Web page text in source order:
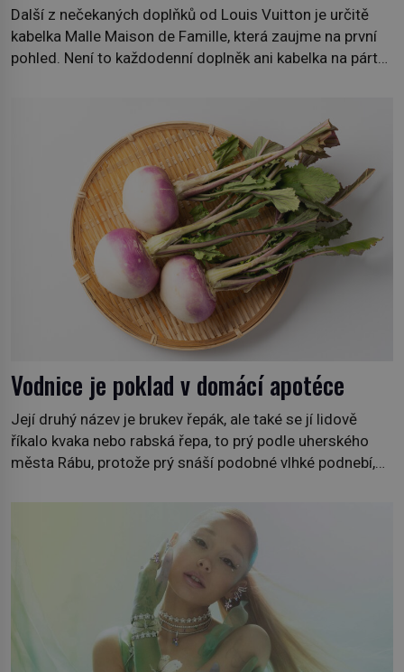
Další z nečekaných doplňků od Louis Vuitton je určitě
kabelka Malle Maison de Famille, která zaujme na první
pohled. Není to každodenní doplněk ani kabelka na párty,
adrese 18 Rue Louis Vuitton, které bylo postaveno v
roce 1869. […]
Vodnice je poklad v domácí apotéce
Její druhý název je brukev řepák, ale také se jí lidově
říkalo kvaka nebo rabská řepa, to prý podle uherského
města Rábu, protože prý snáší podobné vlhké podnebí,
někdy i v obchodech. Její bulvy jsou bílé, nahoře někdy